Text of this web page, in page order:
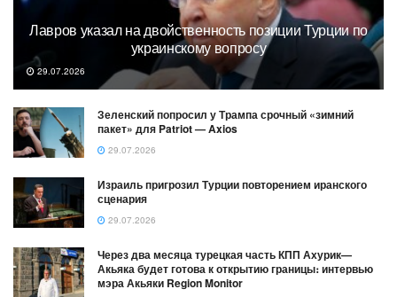
Лавров указал на двойственность позиции Турции по
украинскому вопросу
29.07.2026
Зеленский попросил у Трампа срочный «зимний
пакет» для Patriot — Axios
29.07.2026
Израиль пригрозил Турции повторением иранского
сценария
29.07.2026
Через два месяца турецкая часть КПП Ахурик—
Акьяка будет готова к открытию границы։ интервью
мэра Акьяки Region Monitor